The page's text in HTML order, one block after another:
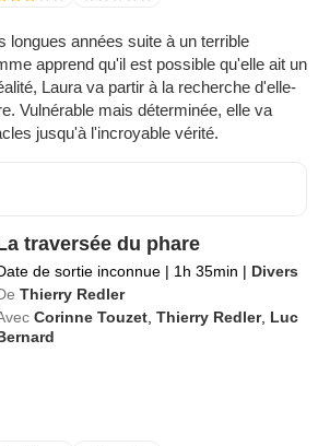
longues années suite à un terrible
apprend qu'il est possible qu'elle ait un
Laura va partir à la recherche d'elle-
Vulnérable mais déterminée, elle va
jusqu'à l'incroyable vérité.
traversée du phare
de sortie inconnue | 1h 35min | Divers
Thierry Redler
Corinne Touzet ,Thierry Redler, Luc